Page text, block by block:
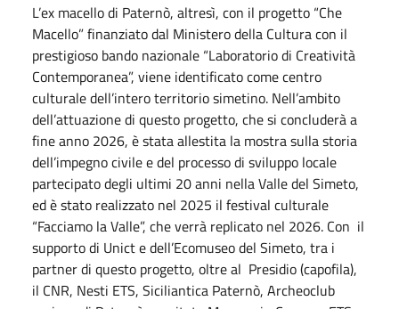
L’ex macello di Paternò, altresì, con il progetto “Che
Macello” finanziato dal Ministero della Cultura con il
prestigioso bando nazionale “Laboratorio di Creatività
Contemporanea”, viene identificato come centro
culturale dell’intero territorio simetino. Nell’ambito
dell’attuazione di questo progetto, che si concluderà a
fine anno 2026, è stata allestita la mostra sulla storia
dell’impegno civile e del processo di sviluppo locale
partecipato degli ultimi 20 anni nella Valle del Simeto,
ed è stato realizzato nel 2025 il festival culturale
“Facciamo la Valle”, che verrà replicato nel 2026. Con il
supporto di Unict e dell’Ecomuseo del Simeto, tra i
partner di questo progetto, oltre al Presidio (capofila),
il CNR, Nesti ETS, Siciliantica Paternò, Archeoclub